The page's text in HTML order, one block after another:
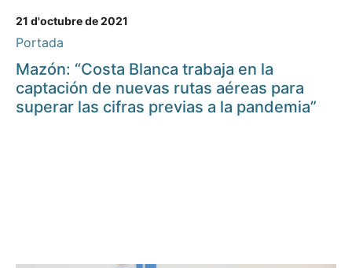
21 d'octubre de 2021
Portada
Mazón: “Costa Blanca trabaja en la
captación de nuevas rutas aéreas para
superar las cifras previas a la pandemia”